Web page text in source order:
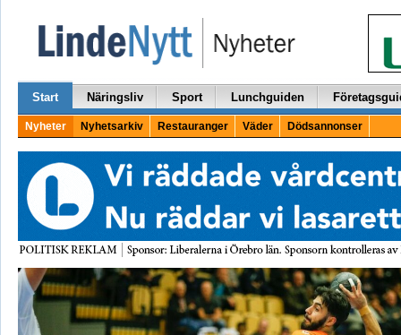
Start Näringsliv Sport Lunchguiden
Nyheter Nyhetsarkiv Restauranger Väder Dödsannonser